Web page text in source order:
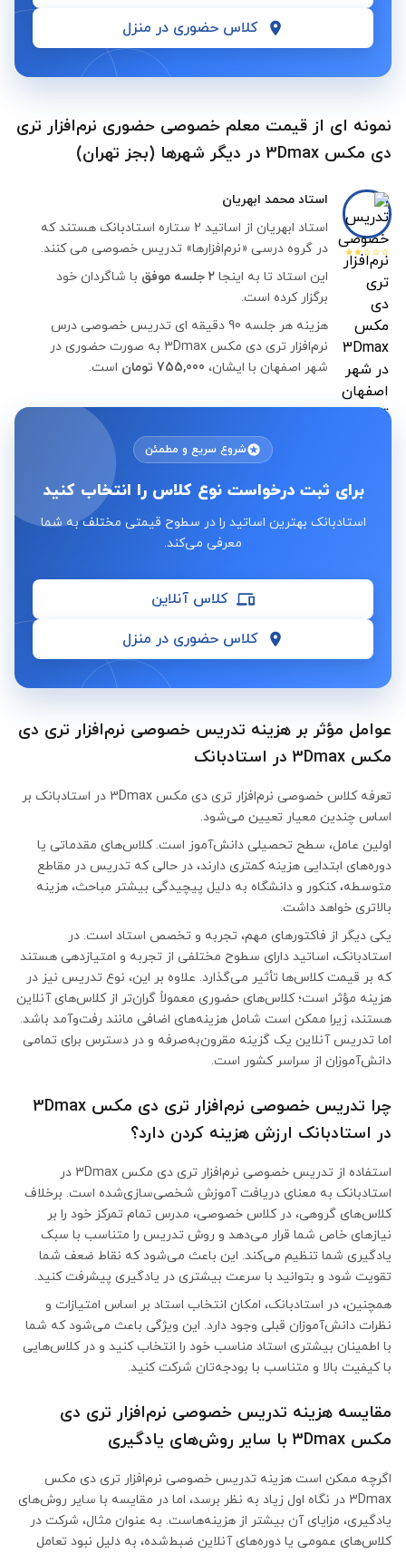
کلاس حضوری در منزل
نمونه ای از قیمت معلم خصوصی حضوری نرم‌افزار تری
دی مکس 3Dmax در دیگر شهرها (بجز تهران)
استاد محمد ابهریان
استاد ابهریان از اساتید 2 ستاره استادبانک هستند که
در گروه درسی «نرم‌افزارها» تدریس خصوصی می کنند.
این استاد تا به اینجا ۲ جلسه موفق
با شاگردان خود
برگزار کرده است.
هزینه هر جلسه 90 دقیقه ای تدریس خصوصی درس
نرم‌افزار تری دی مکس 3Dmax به صورت حضوری در
شهر اصفهان با ایشان، 755,000 تومان است.
شروع سریع و مطمئن
برای ثبت درخواست نوع کلاس را انتخاب کنید
استادبانک بهترین اساتید را در سطوح قیمتی مختلف به شما
معرفی می‌کند.
کلاس آنلاین
کلاس حضوری در منزل
عوامل مؤثر بر هزینه تدریس خصوصی نرم‌افزار تری دی
مکس 3Dmax در استادبانک
تعرفه کلاس خصوصی نرم‌افزار تری دی مکس 3Dmax در استادبانک بر
اساس چندین معیار تعیین می‌شود.
اولین عامل، سطح تحصیلی دانش‌آموز است. کلاس‌های مقدماتی یا
دوره‌های ابتدایی هزینه کمتری دارند، در حالی که تدریس در مقاطع
متوسطه، کنکور و دانشگاه به دلیل پیچیدگی بیشتر مباحث، هزینه
بالاتری خواهد داشت.
یکی دیگر از فاکتورهای مهم، تجربه و تخصص استاد است. در
استادبانک، اساتید دارای سطوح مختلفی از تجربه و امتیازدهی هستند
که بر قیمت کلاس‌ها تأثیر می‌گذارد. علاوه بر این، نوع تدریس نیز در
هزینه مؤثر است؛ کلاس‌های حضوری معمولاً گران‌تر از کلاس‌های آنلاین
هستند، زیرا ممکن است شامل هزینه‌های اضافی مانند رفت‌وآمد باشد.
اما تدریس آنلاین یک گزینه مقرون‌به‌صرفه و در دسترس برای تمامی
دانش‌آموزان از سراسر کشور است.
چرا تدریس خصوصی نرم‌افزار تری دی مکس 3Dmax
در استادبانک ارزش هزینه کردن دارد؟
استفاده از تدریس خصوصی نرم‌افزار تری دی مکس 3Dmax در
استادبانک به معنای دریافت آموزش شخصی‌سازی‌شده است. برخلاف
کلاس‌های گروهی، در کلاس خصوصی، مدرس تمام تمرکز خود را بر
نیازهای خاص شما قرار می‌دهد و روش تدریس را متناسب با سبک
یادگیری شما تنظیم می‌کند. این باعث می‌شود که نقاط ضعف شما
تقویت شود و بتوانید با سرعت بیشتری در یادگیری پیشرفت کنید.
همچنین، در استادبانک، امکان انتخاب استاد بر اساس امتیازات و
نظرات دانش‌آموزان قبلی وجود دارد. این ویژگی باعث می‌شود که شما
با اطمینان بیشتری استاد مناسب خود را انتخاب کنید و در کلاس‌هایی
با کیفیت بالا و متناسب با بودجه‌تان شرکت کنید.
مقایسه هزینه تدریس خصوصی نرم‌افزار تری دی
مکس 3Dmax با سایر روش‌های یادگیری
اگرچه ممکن است هزینه تدریس خصوصی نرم‌افزار تری دی مکس
3Dmax در نگاه اول زیاد به نظر برسد، اما در مقایسه با سایر روش‌های
یادگیری، مزایای آن بیشتر از هزینه‌هاست. به عنوان مثال، شرکت در
کلاس‌های عمومی یا دوره‌های آنلاین ضبط‌شده، به دلیل نبود تعامل